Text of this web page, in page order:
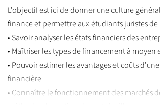
L’objectif est ici de donner une culture
finance et permettre aux étudiants juristes de
• Savoir analyser les états financiers des
• Maîtriser les types de financement à moyen
• Pouvoir estimer les avantages et coûts
financière
• Connaître le fonctionnement des marchés